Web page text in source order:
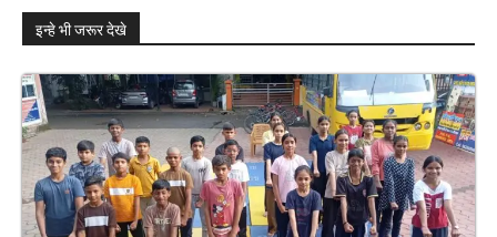
इन्हे भी जरूर देखे